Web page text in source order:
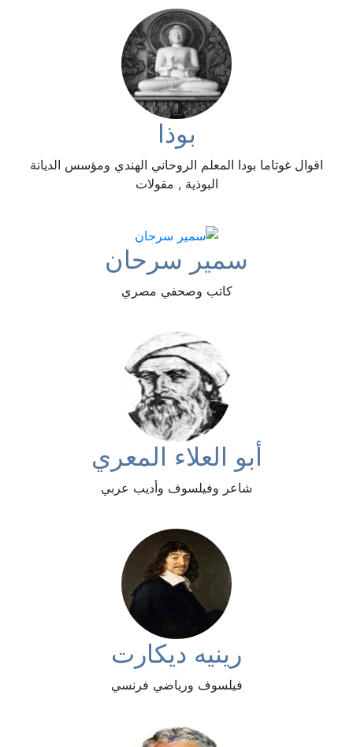
بوذا
اقوال غوتاما بودا المعلم الروحاني الهندي ومؤسس الديانة
البوذية , مقولات
سمير سرحان
كاتب وصحفي مصري
أبو العلاء المعري
شاعر وفيلسوف وأديب عربي
رينيه ديكارت
فيلسوف ورياضي فرنسي